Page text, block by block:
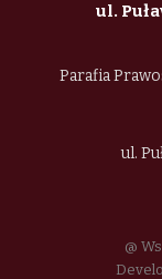
ul.
Parafia
ul.
@